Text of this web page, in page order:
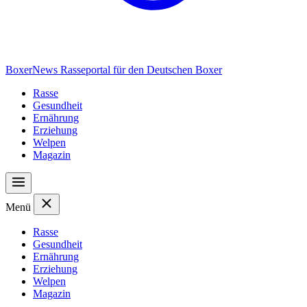
BoxerNews Rasseportal für den Deutschen Boxer
Rasse
Gesundheit
Ernährung
Erziehung
Welpen
Magazin
Menü
Rasse
Gesundheit
Ernährung
Erziehung
Welpen
Magazin